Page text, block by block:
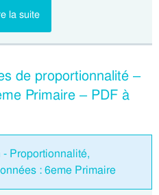
la suite
de proportionnalité –
Primaire – PDF à
Proportionnalité,
: 6eme Primaire